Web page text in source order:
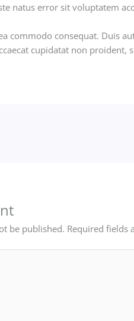
natus error sit voluptatem
commodo consequat. Duis
cupidatat non
be published. Required fields